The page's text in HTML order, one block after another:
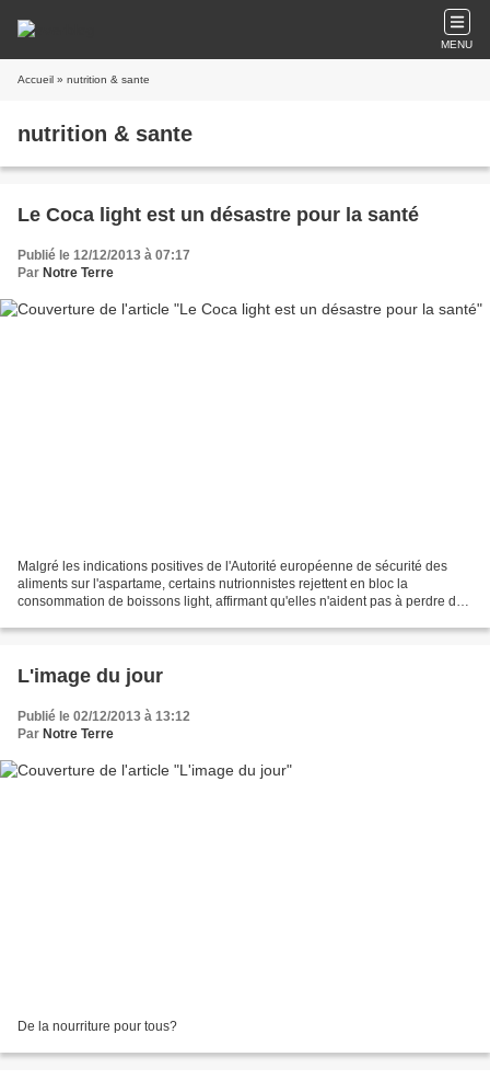
MENU
Accueil » nutrition & sante
nutrition & sante
Le Coca light est un désastre pour la santé
Publié le 12/12/2013 à 07:17
Par Notre Terre
Malgré les indications positives de l'Autorité européenne de sécurité des
aliments sur l'aspartame, certains nutrionnistes rejettent en bloc la
consommation de boissons light, affirmant qu'elles n'aident pas à perdre du
L'image du jour
Publié le 02/12/2013 à 13:12
Par Notre Terre
De la nourriture pour tous?